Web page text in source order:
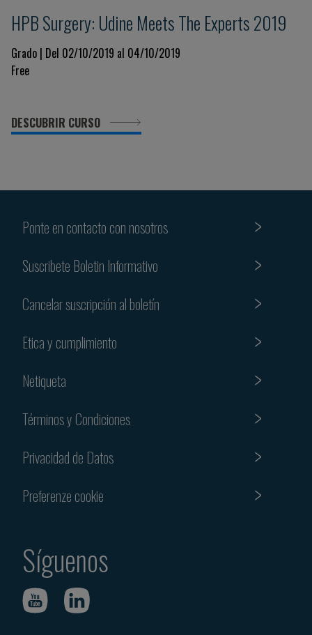
HPB Surgery: Udine Meets The Experts 2019
Grado | Del 02/10/2019 al 04/10/2019
Free
DESCUBRIR CURSO
Ponte en contacto con nosotros
Suscribete Boletin Informativo
Cancelar suscripción al boletín
Etica y cumplimiento
Netiqueta
Términos y Condiciones
Privacidad de Datos
Preferenze cookie
Síguenos